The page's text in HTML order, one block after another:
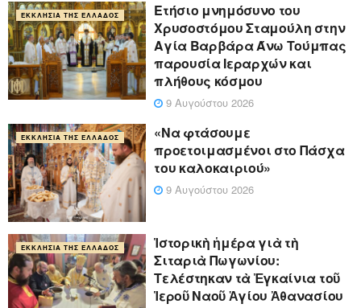
ΕΚΚΛΗΣΊΑ ΤΗΣ ΕΛΛΆΔΟΣ
Ετήσιο μνημόσυνο του
Χρυσοστόμου Σταμούλη στην
Αγία Βαρβάρα Άνω Τούμπας
παρουσία Ιεραρχών και
πλήθους κόσμου
9 Αυγούστου 2026
ΕΚΚΛΗΣΊΑ ΤΗΣ ΕΛΛΆΔΟΣ
«Να φτάσουμε
προετοιμασμένοι στο Πάσχα
του καλοκαιριού»
9 Αυγούστου 2026
ΕΚΚΛΗΣΊΑ ΤΗΣ ΕΛΛΆΔΟΣ
Ἱστορικὴ ἡμέρα γιὰ τὴ
Σιταριὰ Πωγωνίου:
Τελέστηκαν τὰ Ἐγκαίνια τοῦ
Ἱεροῦ Ναοῦ Ἁγίου Ἀθανασίου